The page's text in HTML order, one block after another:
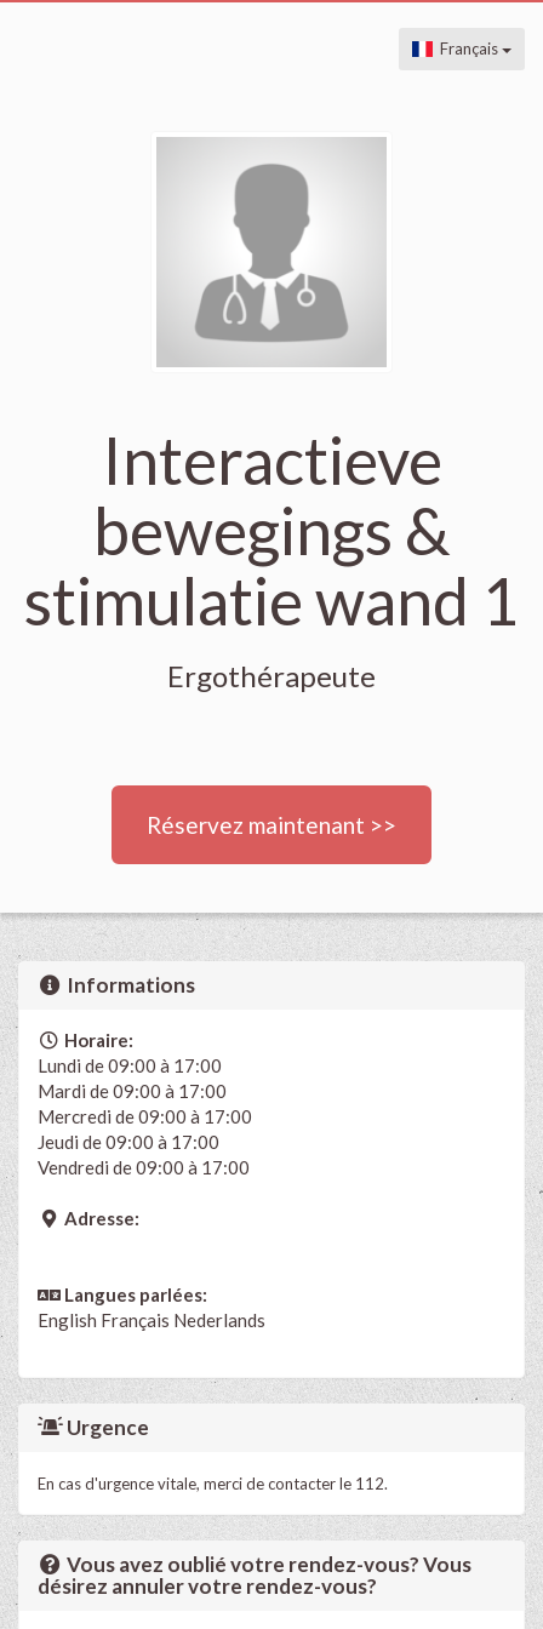
Français
Interactieve
bewegings &
stimulatie wand 1
Ergothérapeute
Réservez maintenant >>
Informations
Horaire:
Lundi de 09:00 à 17:00
Mardi de 09:00 à 17:00
Mercredi de 09:00 à 17:00
Jeudi de 09:00 à 17:00
Vendredi de 09:00 à 17:00
Adresse:
Langues parlées:
English Français Nederlands
Urgence
En cas d'urgence vitale, merci de contacter le 112.
Vous avez oublié votre rendez-vous? Vous
désirez annuler votre rendez-vous?